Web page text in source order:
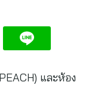
และห้อง